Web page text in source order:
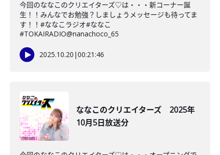
今回のななこのクリエイターズ♡は・・・新コーナー誕
生！！みんなでお勉強？しましょうメッセージも待ってま
す！！#ななこラジオ#ななこ
#TOKAIRADIO@nanachoco_65
2025.10.20 |00:21:46
ななこのクリエイターズ 2025年
10月5日放送分